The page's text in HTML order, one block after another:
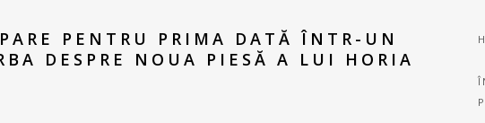
PENTRU PRIMA DATĂ ÎNTR-UN
DESPRE NOUA PIESĂ A LUI HORIA